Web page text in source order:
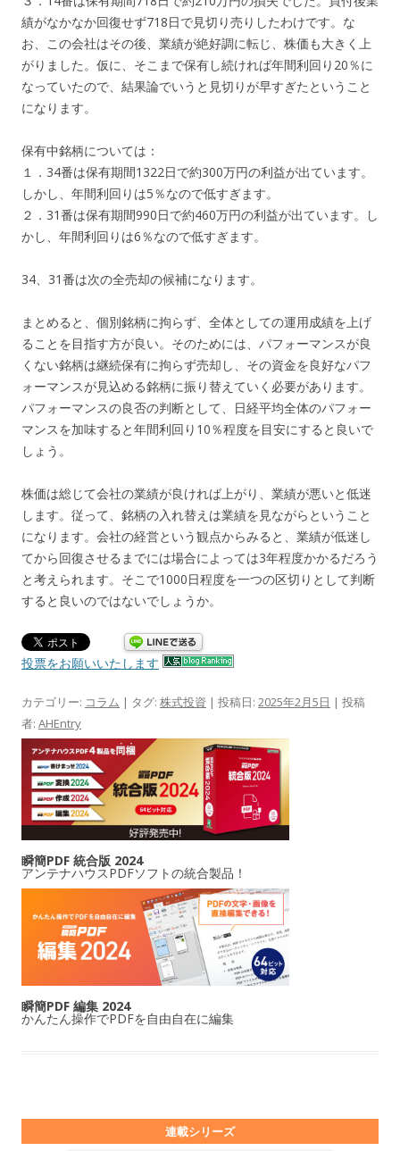
績がなかなか回復せず718日で見切り売りしたわけです。な
お、この会社はその後、業績が絶好調に転じ、株価も大きく上
がりました。仮に、そこまで保有し続ければ年間利回り20％に
なっていたので、結果論でいうと見切りが早すぎたということ
になります。
保有中銘柄については：
１．34番は保有期間1322日で約300万円の利益が出ています。
しかし、年間利回りは5％なので低すぎます。
２．31番は保有期間990日で約460万円の利益が出ています。し
かし、年間利回りは6％なので低すぎます。
34、31番は次の全売却の候補になります。
まとめると、個別銘柄に拘らず、全体としての運用成績を上げ
ることを目指す方が良い。そのためには、パフォーマンスが良
くない銘柄は継続保有に拘らず売却し、その資金を良好なパフ
ォーマンスが見込める銘柄に振り替えていく必要があります。
パフォーマンスの良否の判断として、日経平均全体のパフォー
マンスを加味すると年間利回り10％程度を目安にすると良いで
しょう。
株価は総じて会社の業績が良ければ上がり、業績が悪いと低迷
します。従って、銘柄の入れ替えは業績を見ながらということ
になります。会社の経営という観点からみると、業績が低迷し
てから回復させるまでには場合によっては3年程度かかるだろう
と考えられます。そこで1000日程度を一つの区切りとして判断
すると良いのではないでしょうか。
投票をお願いいたします
カテゴリー: コラム | タグ: 株式投資 | 投稿日: 2025年2月5日 | 投稿
者: AHEntry
瞬簡PDF 統合版 2024
アンテナハウスPDFソフトの統合製品！
瞬簡PDF 編集 2024
かんたん操作でPDFを自由自在に編集
連載シリーズ